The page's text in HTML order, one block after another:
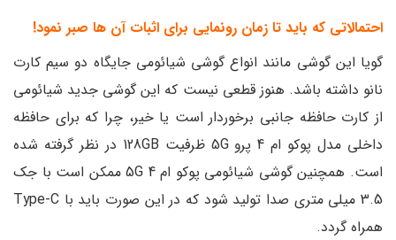
احتمالاتی که باید تا زمان رونمایی برای اثبات آن ها صبر نمود!
گویا این گوشی مانند انواع گوشی شیائومی جایگاه دو سیم کارت
نانو داشته باشد. هنوز قطعی نیست که این گوشی جدید شیائومی
از کارت حافظه جانبی برخوردار است یا خیر، چرا که برای حافظه
داخلی مدل پوکو ام 4 پرو 5G ظرفیت 128GB در نظر گرفته شده
است. همچنین گوشی شیائومی پوکو ام 4 5G ممکن است با جک
3.5 میلی متری صدا تولید شود که در این صورت باید با Type-C
همراه گردد.